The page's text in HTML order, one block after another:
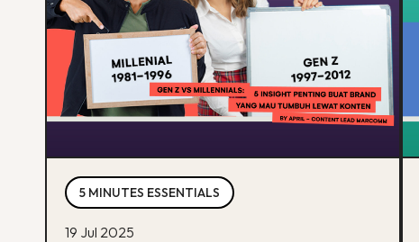
5 MINUTES ESSENTIALS
19 Jul 2025